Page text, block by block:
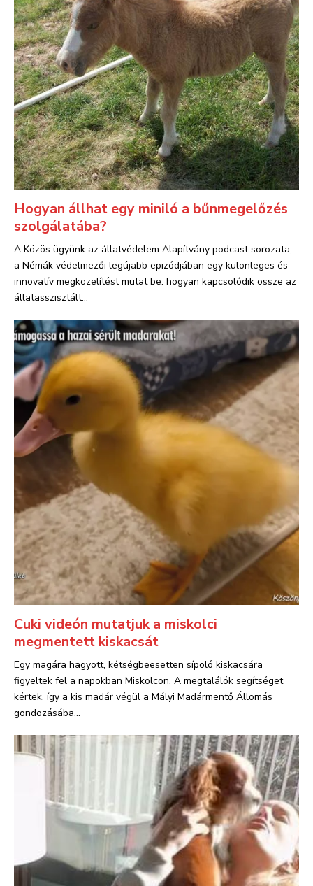
Hogyan állhat egy miniló a bűnmegelőzés
szolgálatába?
A Közös ügyünk az állatvédelem Alapítvány podcast sorozata,
a Némák védelmezői legújabb epizódjában egy különleges és
innovatív megközelítést mutat be: hogyan kapcsolódik össze az
állatasszisztált...
Cuki videón mutatjuk a miskolci
megmentett kiskacsát
Egy magára hagyott, kétségbeesetten sípoló kiskacsára
figyeltek fel a napokban Miskolcon. A megtalálók segítséget
kértek, így a kis madár végül a Mályi Madármentő Állomás
gondozásába...